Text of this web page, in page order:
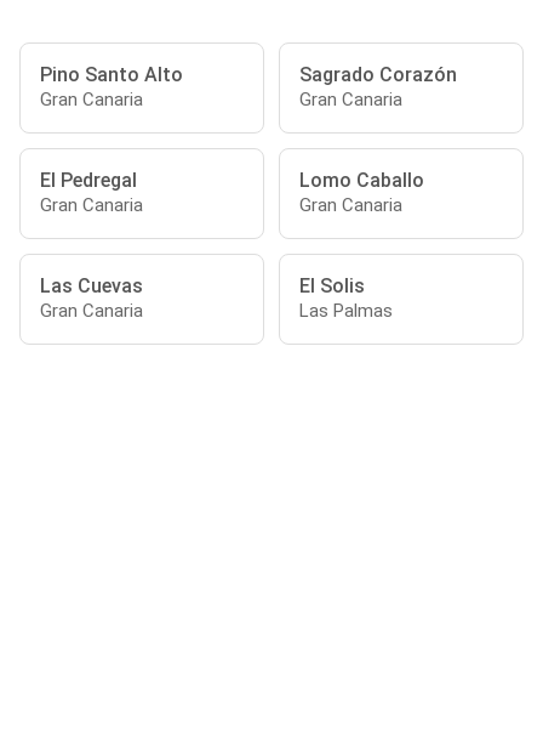
Pino Santo Alto
Gran Canaria
Sagrado Corazón
Gran Canaria
El Pedregal
Gran Canaria
Lomo Caballo
Gran Canaria
Las Cuevas
Gran Canaria
El Solis
Las Palmas